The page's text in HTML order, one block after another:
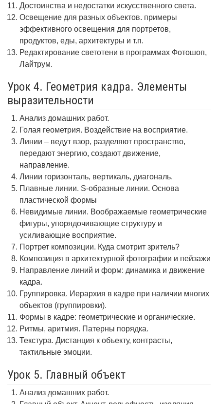
Достоинства и недостатки искусственного света.
Освещение для разных объектов. примеры
эффективного освещения для портретов,
продуктов, еды, архитектуры и т.п.
Редактирование светотени в программах Фотошоп,
Лайтрум.
Урок 4. Геометрия кадра. Элементы
выразительности
Анализ домашних работ.
Голая геометрия. Воздействие на восприятие.
Линии – ведут взор, разделяют пространство,
передают энергию, создают движение,
направление.
Линии горизонталь, вертикаль, диагональ.
Плавные линии. S-образные линии. Основа
пластической формы
Невидимые линии. Воображаемые геометрические
фигуры, упорядочивающие структуру и
усиливающие восприятие.
Портрет композиции. Куда смотрит зритель?
Композиция в архитектурной фотографии и пейзажи
Направление линий и форм: динамика и движение
кадра.
Группировка. Иерархия в кадре при наличии многих
объектов (группировки).
Формы в кадре: геометрические и органические.
Ритмы, аритмия. Патерны порядка.
Текстура. Дистанция к объекту, контрасты,
тактильные эмоции.
Урок 5. Главный объект
Анализ домашних работ.